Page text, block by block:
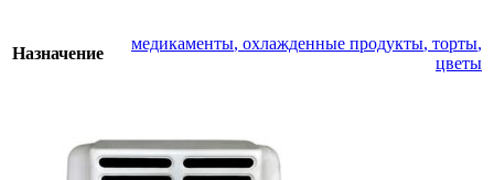
Назначение
медикаменты, охлажденные продукты, торты,
цветы